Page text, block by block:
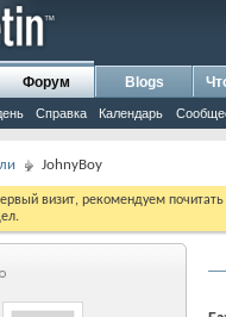
Форум
Справка Календарь
Blogs
JohnyBoy
визит, рекомендуем почитать